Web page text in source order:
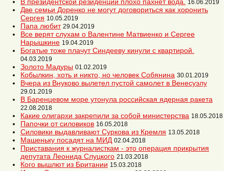
В президентской резиденции плохо пахнет вода. 16.06.2019
Две семьи Доренко не могут договориться как хоронить
Сергея 10.05.2019
Папа любит 29.04.2019
Все верят слухам о Валентине Матвиенко и Сергее
Нарышкине 19.04.2019
Богатые тоже плачут Синдееву кинули с квартирой.
04.03.2019
Золото Мадуры 01.02.2019
Кобылкин, хоть и никто, но человек Собянина 30.01.2019
Вчера из Внуково вылетел пустой самолет в Венесуэлу
29.01.2019
В Баренцевом море утонула российская ядерная ракета
22.08.2018
Какие олигархи закрепили за собой министерства 18.05.2018
Папочки от силовиков 16.05.2018
Силовики выдавливают Суркова из Кремля 13.05.2018
Машеньку посадят на МИД 02.04.2018
Приставания к журналисткам - это операция прикрытия
депутата Леонида Слуцкого 21.03.2018
Кого вышлют из Британии 15.03.2018